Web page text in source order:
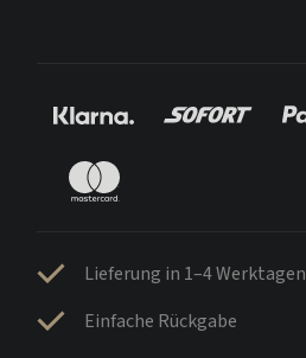
Lieferung in 1–4 Werktagen
Einfache Rückgabe